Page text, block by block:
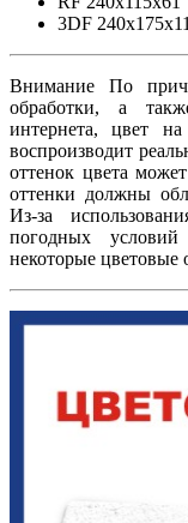
3DF
Внимание По
обработки, а
интернета, цвет
воспроизводит
оттенок цвета
оттенки должны
Из-за
погодных
некоторые цветовые